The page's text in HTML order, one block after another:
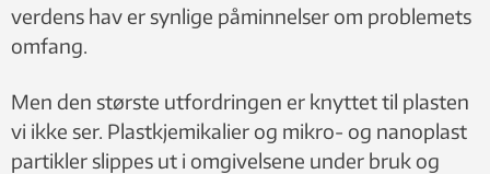
verdens hav er synlige påminnelser om problemets
omfang.
Men den største utfordringen er knyttet til plasten
vi ikke ser. Plastkjemikalier og mikro- og nanoplast
partikler slippes ut i omgivelsene under bruk og